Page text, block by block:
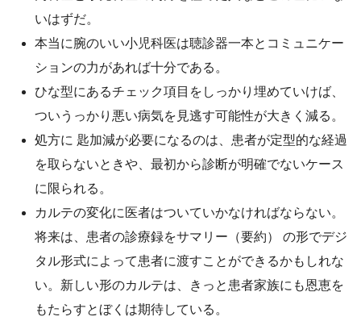
いはずだ。
本当に腕のいい小児科医は聴診器一本とコミュニケー
ションの力があれば十分である。
ひな型にあるチェック項目をしっかり埋めていけば、
ついうっかり悪い病気を見逃す可能性が大きく減る。
処方に 匙加減が必要になるのは、患者が定型的な経過
を取らないときや、最初から診断が明確でないケース
に限られる。
カルテの変化に医者はついていかなければならない。
将来は、患者の診療録をサマリー（要約） の形でデジ
タル形式によって患者に渡すことができるかもしれな
い。新しい形のカルテは、きっと患者家族にも恩恵を
もたらすとぼくは期待している。